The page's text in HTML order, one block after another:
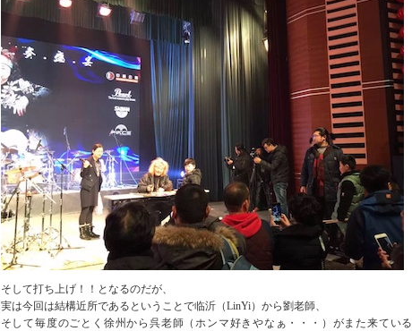
そして打ち上げ！！となるのだが、
実は今回は結構近所であるということで临沂（LinYi）から劉老師、
そして毎度のごとく徐州から呉老師（ホンマ好きやなぁ・・・）がまた来ている